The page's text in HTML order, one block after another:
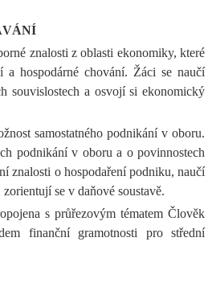
znalosti z oblasti ekonomiky, které
hospodárné chování. Žáci se naučí
souvislostech a osvojí si ekonomický
samostatného podnikání v oboru.
podnikání v oboru a o povinnostech
znalosti o hospodaření podniku, naučí
se v daňové soustavě.
s průřezovým tématem Člověk
finanční gramotnosti pro střední